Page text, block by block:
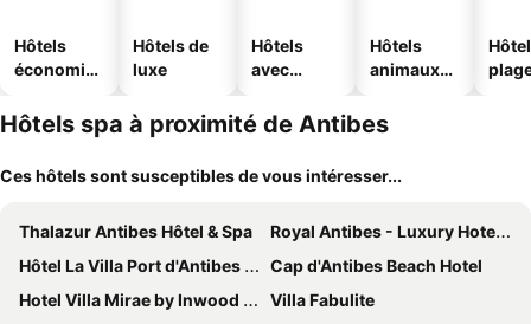
Hôtels
économiq
Hôtels de
luxe
Hôtels
avec
Hôtels
animaux
Hôtels spa à proximité de Antibes
Ces hôtels sont susceptibles de vous intéresser...
Thalazur Antibes Hôtel & Spa
Royal Antibes - Luxury Hotel, Résidence, Beach & Spa
Hôtel La Villa Port d'Antibes & Spa
Cap d'Antibes Beach Hotel
Hotel Villa Mirae by Inwood Hotels - Cap Antibes
Villa Fabulite